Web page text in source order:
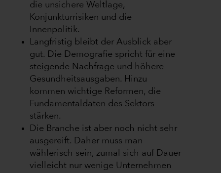
die unsichere Weltlage,
Konjunkturrisiken und die
Innenpolitik.
Langfristig bleibt der Ausblick aber
gut. Die Demografie spricht für eine
steigende Nachfrage und höhere
Gesundheitsausgaben. Hinzu
kommen wichtige Reformen, die
Fundamentaldaten des Sektors
stärken.
Die Branche ist aber noch nicht sehr
ausgereift. Daher muss man
wählerisch sein, zumal sich auf Dauer
vielleicht nur wenige Unternehmen